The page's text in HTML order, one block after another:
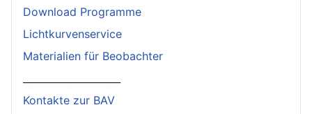
Download Programme
Lichtkurvenservice
Materialien für Beobachter
Kontakte zur BAV